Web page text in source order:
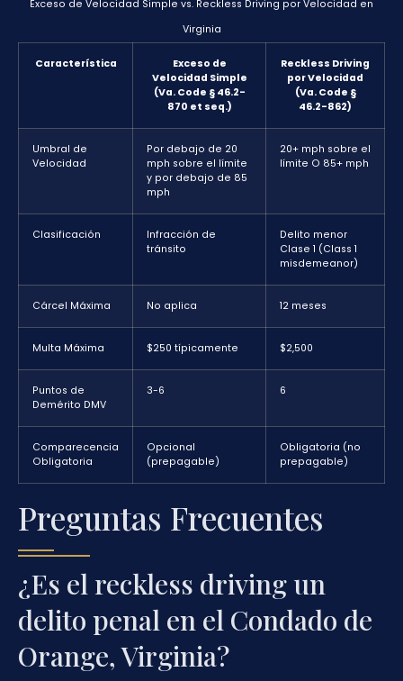
Exceso de Velocidad Simple vs. Reckless Driving por Velocidad en
Virginia
Característica
Exceso de
Velocidad Simple
(Va. Code § 46.2-
870 et seq.)
Reckless Driving
por Velocidad
(Va. Code §
46.2-862)
Umbral de
Velocidad
Por debajo de 20
mph sobre el límite
y por debajo de 85
mph
20+ mph sobre el
límite O 85+ mph
Clasificación
Infracción de
tránsito
Delito menor
Clase 1 (Class 1
misdemeanor)
Cárcel Máxima No aplica 12 meses
Multa Máxima $250 típicamente $2,500
Puntos de
Demérito DMV
3-6 6
Comparecencia
Obligatoria
Opcional
(prepagable)
Obligatoria (no
prepagable)
Preguntas Frecuentes
¿Es el reckless driving un
delito penal en el Condado de
Orange, Virginia?